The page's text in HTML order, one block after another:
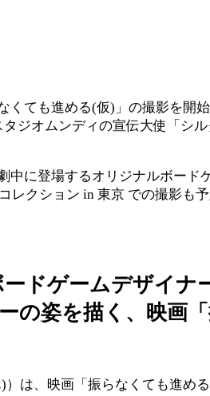
ても進める(仮)」の撮影を開
ジオムンディの宣伝大使「シ
に登場するオリジナルボー
レクション in 東京 での撮影
ドゲームデザイナ
姿を描く、映画
は、映画「振らなくても進め